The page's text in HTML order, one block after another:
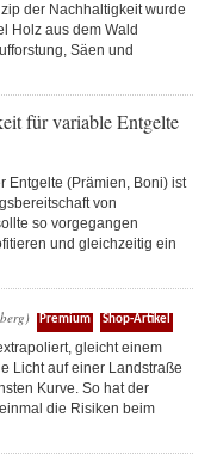
der Nachhaltigkeit wurde
Holz aus dem Wald
Säen und
für variable Entgelte
Entgelte (Prämien, Boni) ist
von
so vorgegangen
und gleichzeitig ein
Premium Shop-Artikel
gleicht einem
Licht auf einer Landstraße
Kurve. So hat der
die Risiken beim